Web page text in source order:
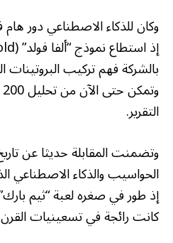
وكان للذكاء الاصطناعي دور
التقرير.
وتضمنت المقابلة حديثا عن
الحواسيب والذكاء الاصطناعي
كانت رائجة في تسعينيات